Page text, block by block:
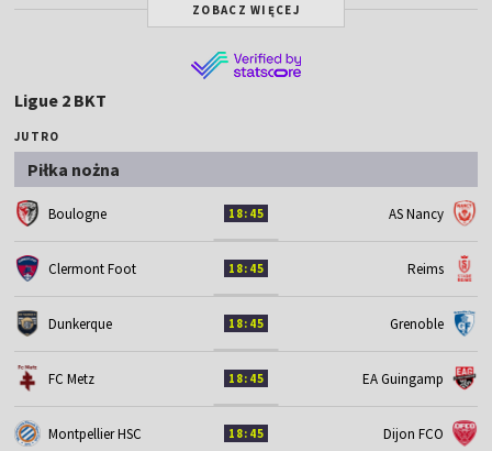
ZOBACZ WIĘCEJ
Ligue 2 BKT
JUTRO
Piłka nożna
Boulogne 18:45 AS Nancy
Clermont Foot 18:45 Reims
Dunkerque 18:45 Grenoble
FC Metz 18:45 EA Guingamp
Montpellier HSC 18:45 Dijon FCO